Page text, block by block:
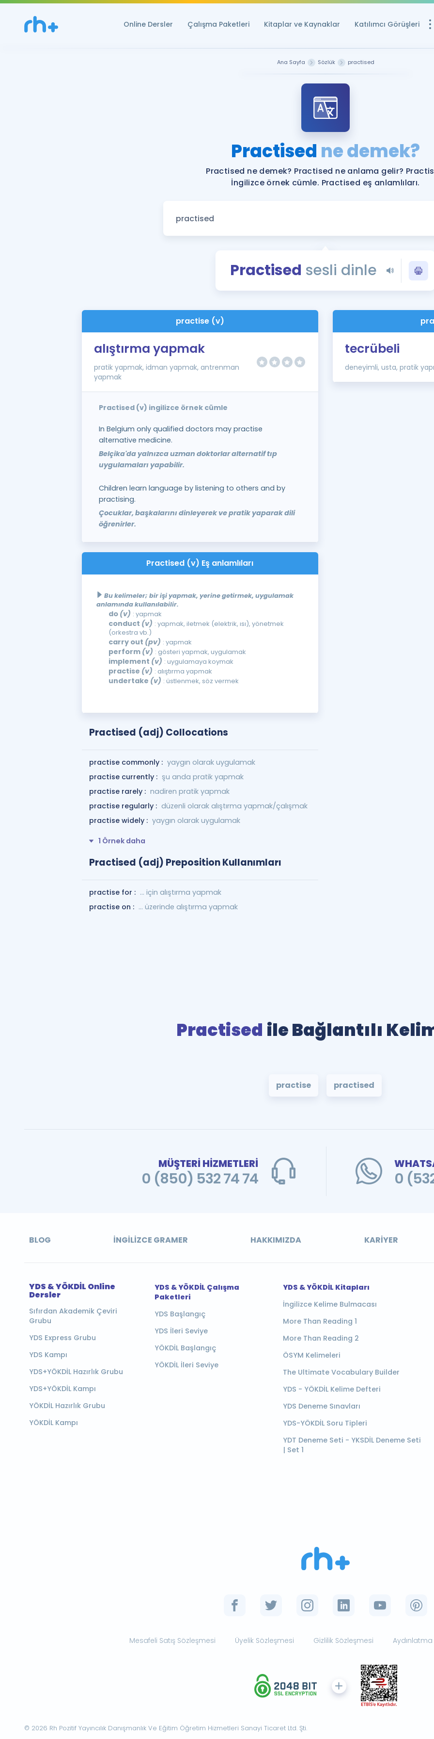
Online Dersler Çalışma Paketleri Kitaplar ve Kaynaklar Katılımcı Görüşleri
YDS ve YÖKDİL
YDS ve YÖKDİL'e
Tüm ÖSYM
YDS - YÖKDİL
İngilizce Gramer
Ana Sayfa Sözlük practised
Practised ne demek?
Practised ne demek? Practised ne anlama gelir?
İngilizce örnek cümle. Practised eş anlamlıları.
Practised sesli dinle
practise (v)
alıştırma yapmak
pratik yapmak, idman yapmak, antrenman
yapmak
Practised (v) ingilizce örnek cümle
In Belgium only qualified doctors may practise
alternative medicine.
Belçika'da yalnızca uzman doktorlar alternatif tıp
uygulamaları yapabilir.
Children learn language by listening to others and by
practising.
Çocuklar, başkalarını dinleyerek ve pratik yaparak dili
öğrenirler.
Practised (v) Eş anlamlıları
Bu kelimeler; bir işi yapmak, yerine getirmek, uygulamak
anlamında kullanılabilir.
do (v) : yapmak
conduct (v) : yapmak, iletmek (elektrik, ısı), yönetmek
(orkestra vb.)
carry out (pv) : yapmak
perform (v) : gösteri yapmak, uygulamak
implement (v) : uygulamaya koymak
practise (v) : alıştırma yapmak
undertake (v) : üstlenmek, söz vermek
Practised (adj) Collocations
practise commonly : yaygın olarak uygulamak
practise currently : şu anda pratik yapmak
practise rarely : nadiren pratik yapmak
practise regularly : düzenli olarak alıştırma yapmak/çalışmak
practise widely : yaygın olarak uygulamak
1 Örnek daha
Practised (adj) Preposition Kullanımları
practise for : ... için alıştırma yapmak
practise on : ... üzerinde alıştırma yapmak
tecrübeli
deneyimli, usta, pratik
Practised ile Bağlantılı
practise practised
MÜŞTERİ HİZMETLERİ
0 (850) 532 74 74 0
BLOG İNGILIZCE GRAMER HAKKIMIZDA KARIYER
YDS & YÖKDİL Online
Dersler
Sıfırdan Akademik Çeviri
Grubu
YDS Express Grubu
YDS Kampı
YDS+YÖKDİL Hazırlık Grubu
YDS+YÖKDİL Kampı
YÖKDİL Hazırlık Grubu
YÖKDİL Kampı
YDS & YÖKDİL Çalışma
Paketleri
YDS Başlangıç
YDS İleri Seviye
YÖKDİL Başlangıç
YÖKDİL İleri Seviye
YDS & YÖKDİL Kitapları
İngilizce Kelime Bulmacası
More Than Reading 1
More Than Reading 2
ÖSYM Kelimeleri
The Ultimate Vocabulary Builder
YDS - YÖKDİL Kelime Defteri
YDS Deneme Sınavları
YDS-YÖKDİL Soru Tipleri
YDT Deneme Seti - YKSDİL Deneme Seti
| Set 1
Mesafeli Satış Sözleşmesi Üyelik Sözleşmesi Gizlilik Sözleşmesi
© 2026 Rh Pozitif Yayıncılık Danışmanlık Ve Eğitim Öğretim Hizmetleri Sanayi Ticaret Ltd. Şti.